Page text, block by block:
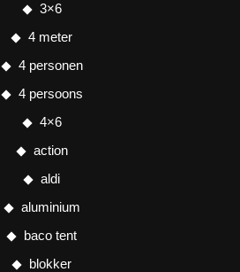
3×6
4 meter
4 personen
4 persoons
4×6
action
aldi
aluminium
baco tent
blokker